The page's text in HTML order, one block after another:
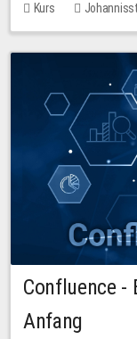
Kurs
Keine freien Plätze
Confluence -
Anfang